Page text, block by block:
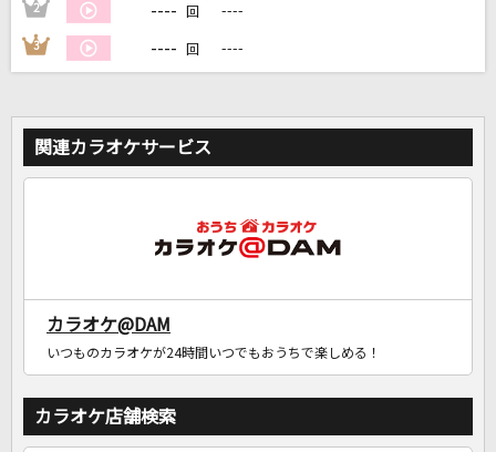
2 ---- 回 ----
3 ---- 回 ----
関連カラオケサービス
カラオケ@DAM
いつものカラオケが24時間いつでもおうちで楽しめる！
カラオケ店舗検索